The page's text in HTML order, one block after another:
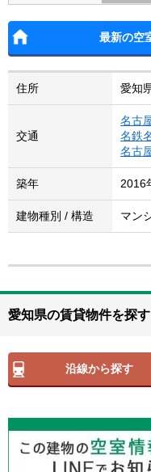
最新の空
住所 愛知
交通
名古
名鉄
名古
築年 2016
建物種別 / 構造 マン
愛知県の賃貸物件を探す
沿線から探す